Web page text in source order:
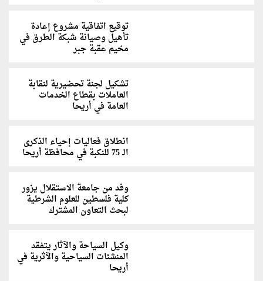
توقيع اتفاقية مشروع إعادة
تأهيل وصيانة شبكة الطرق في
مخيم عقبة جبر
تشكيل لجنة تحضيرية لنقابة
العاملات بقطاع الخدمات
العامة في أريحا
انطلاق فعاليات إحياء الذكرى
الـ 75 للنكبة في محافظة أريحا
وفد من جامعة الاستقلال يزور
كلية فلسطين للعلوم الشرطية
لبحث التعاون المشترك
وكيل السياحة والآثار يتفقد
المنشئات السياحية والآثرية في
أريحا